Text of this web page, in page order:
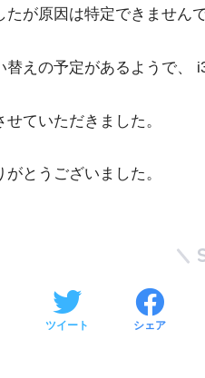
たが原因は特定できませんで
替えの予定があるようで、
ていただきました。
がとうございました。
ツイート シェア